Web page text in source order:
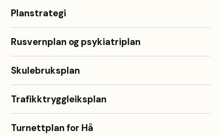
Planstrategi
Rusvernplan og psykiatriplan
Skulebruksplan
Trafikktryggleiksplan
Turnettplan for Hå